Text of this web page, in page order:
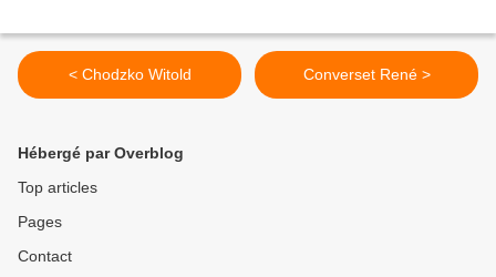
< Chodzko Witold Converset René >
Hébergé par Overblog
Top articles
Pages
Contact